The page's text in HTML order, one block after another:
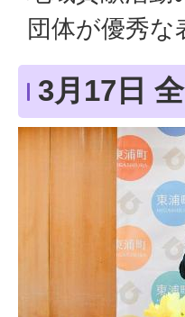
団体が優秀
3月17日